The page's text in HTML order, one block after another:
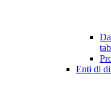
Enti di